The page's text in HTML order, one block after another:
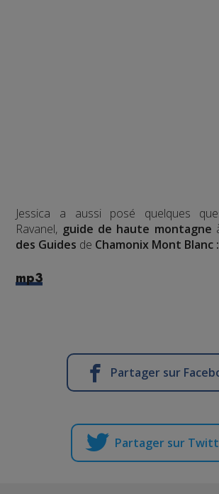
Jessica a aussi posé quelques
Ravanel, guide de haute montagne
des Guides de Chamonix Mont Blanc :
mp3
Partager sur
Partager sur